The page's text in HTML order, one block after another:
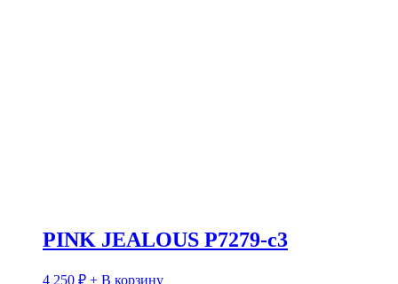
PINK JEALOUS P7279-c3
4 250 ₽ + В корзину